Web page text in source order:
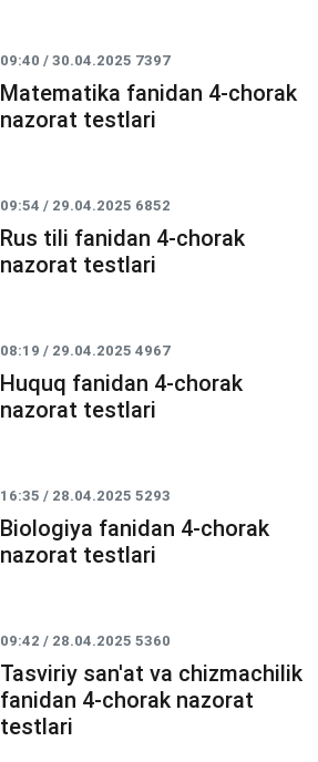
09:40 / 30.04.2025 7397
Matematika fanidan 4-chorak
nazorat testlari
09:54 / 29.04.2025 6852
Rus tili fanidan 4-chorak
nazorat testlari
08:19 / 29.04.20254967
Huquq fanidan 4-chorak
nazorat testlari
16:35 / 28.04.20255293
Biologiya fanidan 4-chorak
nazorat testlari
09:42 / 28.04.20255360
Tasviriy san'at va chizmachilik
fanidan 4-chorak nazorat
testlari